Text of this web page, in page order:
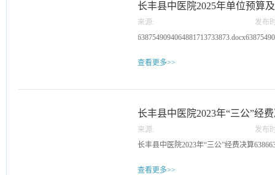
长丰县中医院2025年单位预算
来源:
发布
14
查看更多>>
长丰县中医院2023年“三公”经
来源:
发布
27
长丰县中医院2023年“三公”经费决算
查看更多>>